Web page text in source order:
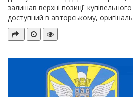
залишав верхні позиції
доступний в авторському,